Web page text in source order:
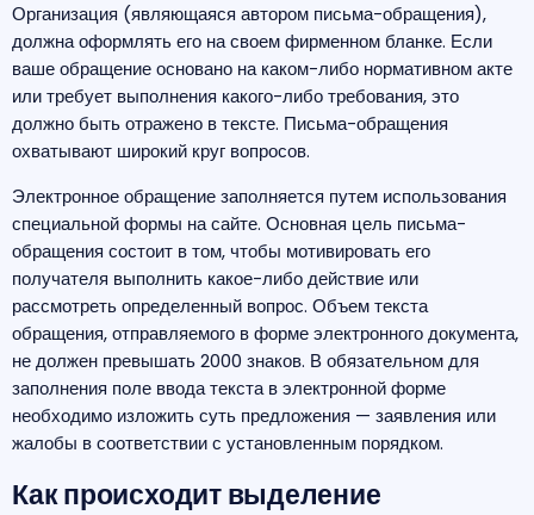
Организация (являющаяся автором письма-обращения),
должна оформлять его на своем фирменном бланке. Если
ваше обращение основано на каком-либо нормативном акте
или требует выполнения какого-либо требования, это
должно быть отражено в тексте. Письма-обращения
охватывают широкий круг вопросов.
Электронное обращение заполняется путем использования
специальной формы на сайте. Основная цель письма-
обращения состоит в том, чтобы мотивировать его
получателя выполнить какое-либо действие или
рассмотреть определенный вопрос. Объем текста
обращения, отправляемого в форме электронного документа,
не должен превышать 2000 знаков. В обязательном для
заполнения поле ввода текста в электронной форме
необходимо изложить суть предложения — заявления или
жалобы в соответствии с установленным порядком.
Как происходит выделение